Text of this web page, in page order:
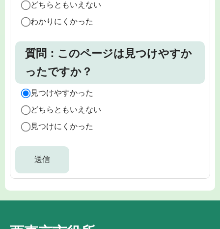
どちらともいえない
わかりにくかった
質問：このページは見つけやすか
ったですか？
見つけやすかった
どちらともいえない
見つけにくかった